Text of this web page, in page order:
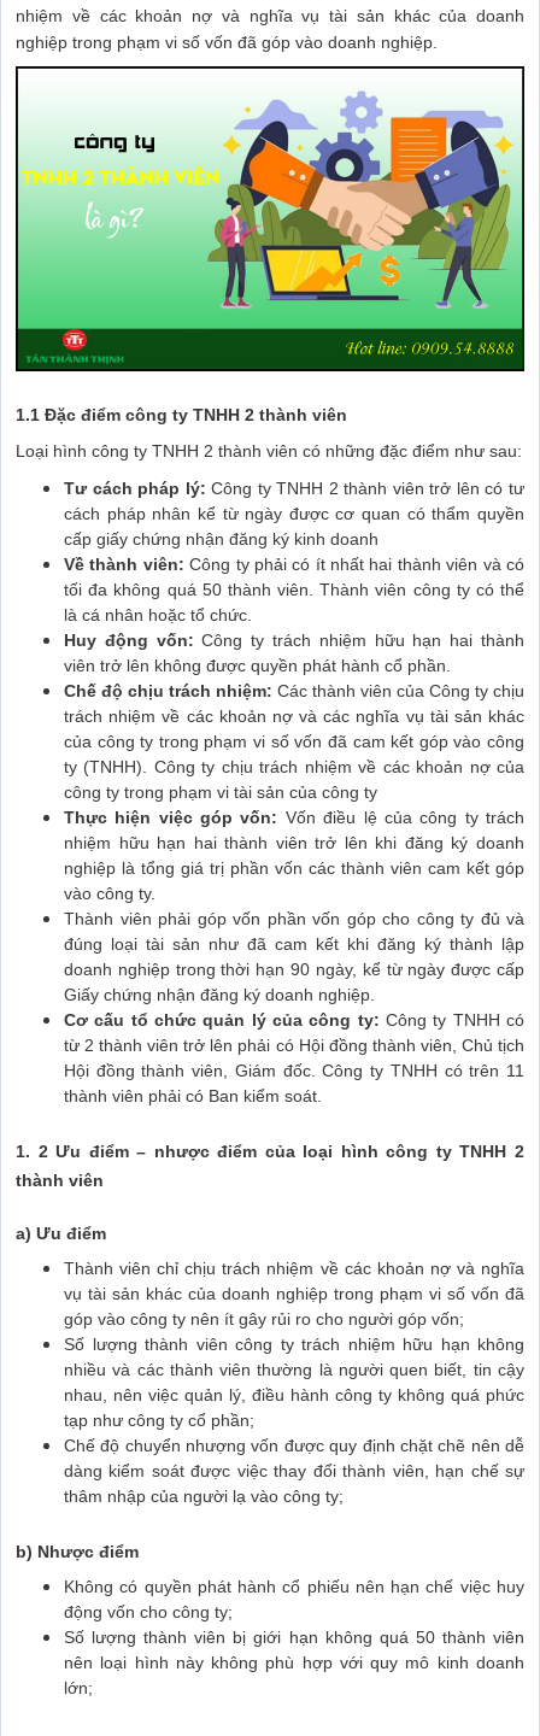
nhiệm về các khoản nợ và nghĩa vụ tài sản khác của doanh
nghiệp trong phạm vi số vốn đã góp vào doanh nghiệp.
1.1 Đặc điểm công ty TNHH 2 thành viên
Loại hình công ty TNHH 2 thành viên có những đặc điểm như sau:
Tư cách pháp lý: Công ty TNHH 2 thành viên trở lên có tư
cách pháp nhân kể từ ngày được cơ quan có thẩm quyền
cấp giấy chứng nhận đăng ký kinh doanh
Về thành viên: Công ty phải có ít nhất hai thành viên và có
tối đa không quá 50 thành viên. Thành viên công ty có thể
là cá nhân hoặc tổ chức.
Huy động vốn: Công ty trách nhiệm hữu hạn hai thành
viên trở lên không được quyền phát hành cổ phần.
Chế độ chịu trách nhiệm: Các thành viên của Công ty chịu
trách nhiệm về các khoản nợ và các nghĩa vụ tài sản khác
của công ty trong phạm vi số vốn đã cam kết góp vào công
ty (TNHH). Công ty chịu trách nhiệm về các khoản nợ của
công ty trong phạm vi tài sản của công ty
Thực hiện việc góp vốn: Vốn điều lệ của công ty trách
nhiệm hữu hạn hai thành viên trở lên khi đăng ký doanh
nghiệp là tổng giá trị phần vốn các thành viên cam kết góp
vào công ty.
Thành viên phải góp vốn phần vốn góp cho công ty đủ và
đúng loại tài sản như đã cam kết khi đăng ký thành lập
doanh nghiệp trong thời hạn 90 ngày, kể từ ngày được cấp
Giấy chứng nhận đăng ký doanh nghiệp.
Cơ cấu tổ chức quản lý của công ty: Công ty TNHH có
từ 2 thành viên trở lên phải có Hội đồng thành viên, Chủ tịch
Hội đồng thành viên, Giám đốc. Công ty TNHH có trên 11
thành viên phải có Ban kiểm soát.
1. 2 Ưu điểm – nhược điểm của loại hình công ty TNHH 2
thành viên
a) Ưu điểm
Thành viên chỉ chịu trách nhiệm về các khoản nợ và nghĩa
vụ tài sản khác của doanh nghiệp trong phạm vi số vốn đã
góp vào công ty nên ít gây rủi ro cho người góp vốn;
Số lượng thành viên công ty trách nhiệm hữu hạn không
nhiều và các thành viên thường là người quen biết, tin cậy
nhau, nên việc quản lý, điều hành công ty không quá phức
tạp như công ty cổ phần;
Chế độ chuyển nhượng vốn được quy định chặt chẽ nên dễ
dàng kiểm soát được việc thay đổi thành viên, hạn chế sự
thâm nhập của người lạ vào công ty;
b) Nhược điểm
Không có quyền phát hành cổ phiếu nên hạn chế việc huy
động vốn cho công ty;
Số lượng thành viên bị giới hạn không quá 50 thành viên
nên loại hình này không phù hợp với quy mô kinh doanh
lớn;